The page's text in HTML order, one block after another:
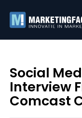
Social
Interview
Comcast